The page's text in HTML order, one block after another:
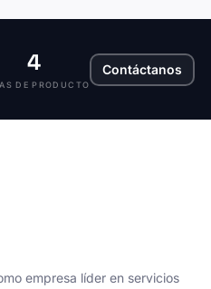
4
DE PRODUCTO
Contáctanos
empresa líder en servicios